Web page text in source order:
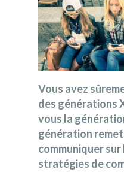
Vous avez
des générations
vous la
génération
communiquer sur
stratégies de